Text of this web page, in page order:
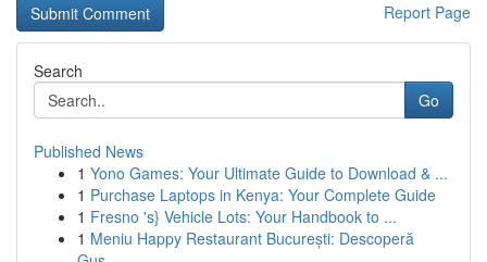
Report Page
Search
Go
Published News
1 Yono Games: Your Ultimate Guide to Download & ...
1 Purchase Laptops in Kenya: Your Complete Guide
1 Fresno 's} Vehicle Lots: Your Handbook to ...
1 Meniu Happy Restaurant București: Descoperă